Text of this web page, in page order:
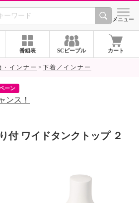
CHANNEL シメニュー
番組表 SCピープル カート
インナー 下着／インナー
ーン
ンス！
付 ワイドタンクトップ ２